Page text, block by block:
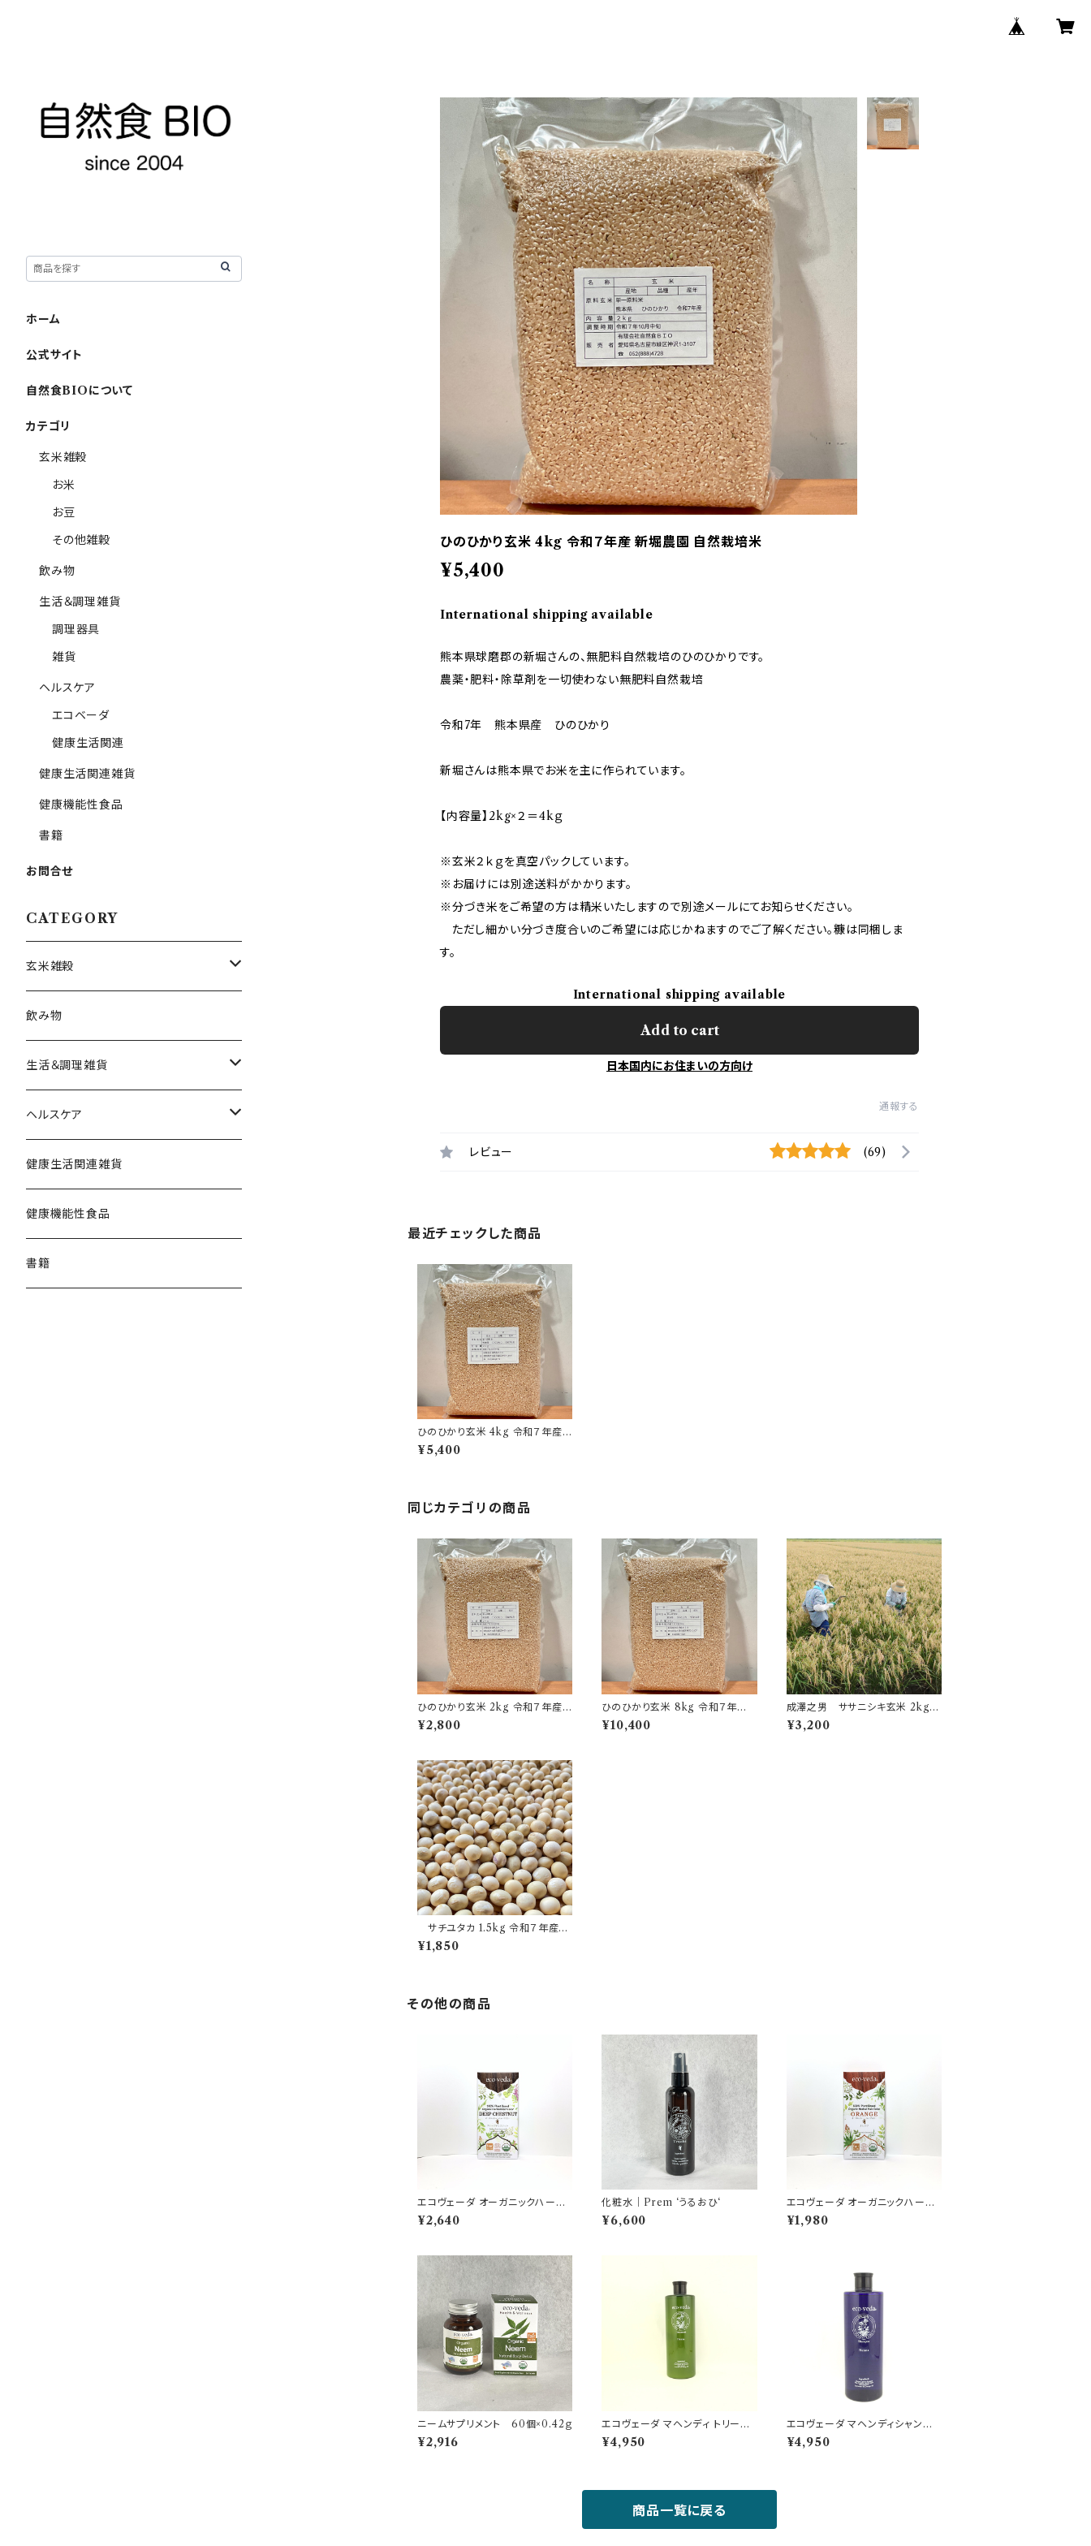
ひのひかり玄米 4kg 令和７年産 新堀農園 自然栽培米
¥5,400
International shipping available
熊本県球磨郡の新堀さんの、無肥料自然栽培のひのひかりです。
農薬・肥料・除草剤を一切使わない無肥料自然栽培
令和7年 熊本県産 ひのひかり
新堀さんは熊本県でお米を主に作られています。
【内容量】2kg×２＝4kｇ
※玄米２ｋｇを真空パックしています。
※お届けには別途送料がかかります。
※分づき米をご希望の方は精米いたしますので別途メールにてお知らせください。
ただし細かい分づき度合いのご希望には応じかねますのでご了解ください。糠は同梱しま
す。
International shipping available
Add to cart
日本国内にお住まいの方向け
通報する
レビュー (69)
最近チェックした商品
ひのひかり玄米 4kg 令和７年産
新堀農園 自然栽培米
¥5,400
同じカテゴリの商品
ひのひかり玄米 2kg 令和７年産
新堀農園 自然栽培米
¥2,800
ひのひかり玄米 8kg 令和７年産
新堀農園 自然栽培米
¥10,400
成澤之男 ササニシキ玄米 2kg
令和7年産 今季販売の予定はあり
ません。
¥3,200
サチユタカ 1.5kg 令和７年産國
吉農園
¥1,850
その他の商品
エコヴェーダ オーガニックハーバ
ルヘアカラー ディープチェスナッ
ト
¥2,640
化粧水｜Prem ‘うるおひ‘
¥6,600
エコヴェーダ オーガニックハーバ
ルヘアカラー オレンジ
¥1,980
ニームサプリメント 60個×0.42ｇ
¥2,916
エコヴェーダ マヘンディ トリート
メントＨ 500ml（詰替え用）
¥4,950
エコヴェーダ マヘンディシャンプ
ーＨ 500ml（詰替え用）
¥4,950
商品一覧に戻る
ホーム
公式サイト
自然食BIOについて
カテゴリ
玄米雑穀
お米
お豆
その他雑穀
飲み物
生活＆調理雑貨
調理器具
雑貨
ヘルスケア
エコベーダ
健康生活関連
健康生活関連雑貨
健康機能性食品
書籍
お問合せ
CATEGORY
玄米雑穀
お米
お豆
その他雑穀
飲み物
生活＆調理雑貨
調理器具
雑貨
ヘルスケア
エコベーダ
健康生活関連
健康生活関連雑貨
健康機能性食品
書籍